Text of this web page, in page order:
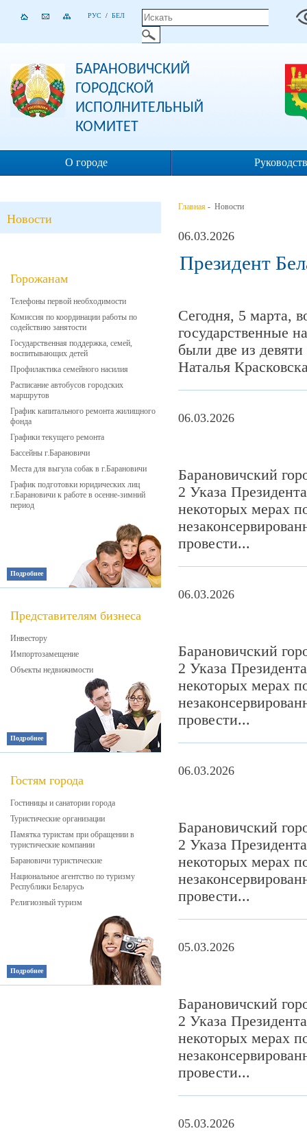
РУС / БЕЛ
БАРАНОВИЧСКИЙ
ГОРОДСКОЙ
ИСПОЛНИТЕЛЬНЫЙ
КОМИТЕТ
О городе
Новости
Горожанам
Телефоны первой необходимости
Комиссия по координации работы по
содействию занятости
Государственная поддержка, семей,
воспитывающих детей
Профилактика семейного насилия
Расписание автобусов городских
маршрутов
График капитального ремонта жилищного
фонда
Графики текущего ремонта
Бассейны г.Барановичи
Места для выгула собак в г.Барановичи
График подготовки юридических лиц
г.Барановичи к работе в осенне-зимний
период
Подробнее
Представителям бизнеса
Инвестору
Импортозамещение
Объекты недвижимости
Подробнее
Гостям города
Гостиницы и санатории города
Туристические организации
Памятка туристам при обращении в
туристические компании
Барановичи туристические
Национальное агентство по туризму
Республики Беларусь
Религиозный туризм
Подробнее
Главная - Новости
06.03.2026
Президент
Сегодня, 5 марта,
государственные
были две из
Наталья
06.03.2026
Барановичский
2 Указа
некоторых мерах
провести...
06.03.2026
Барановичский
2 Указа
некоторых мерах
провести...
06.03.2026
Барановичский
2 Указа
некоторых мерах
провести...
05.03.2026
Барановичский
2 Указа
некоторых мерах
провести...
05.03.2026